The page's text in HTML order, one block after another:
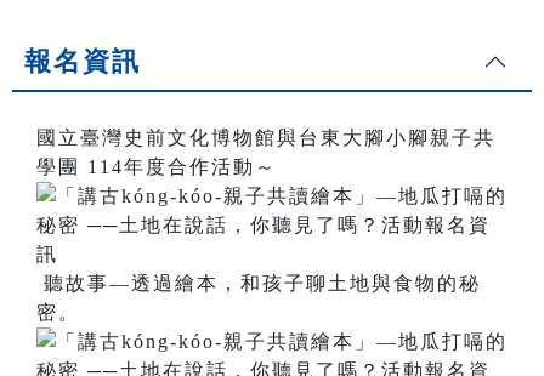
報名資訊
國立臺灣史前文化博物館與台東大腳小腳親子共
學團 114年度合作活動～
聽故事—透過繪本，和孩子聊土地與食物的秘
密。